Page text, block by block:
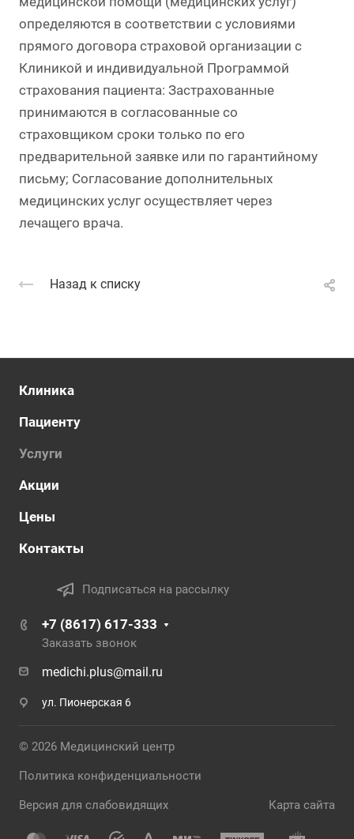
определяются в соответствии с условиями
прямого договора страховой организации с
Клиникой и индивидуальной Программой
страхования пациента: Застрахованные
принимаются в согласованные со
страховщиком сроки только по его
предварительной заявке или по гарантийному
письму; Согласование дополнительных
медицинских услуг осуществляет через
лечащего врача.
Назад к списку
Клиника
Пациенту
Услуги
Акции
Цены
Контакты
Подписаться на рассылку
+7 (8617) 617-333
Заказать звонок
medichi.plus@mail.ru
ул. Пионерская 6
© 2026 Медицинский центр
Политика конфиденциальности
Версия для слабовидящих Карта сайта